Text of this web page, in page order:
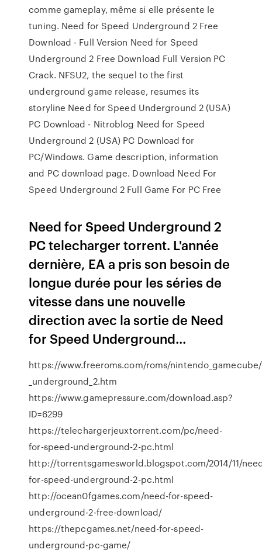
comme gameplay, même si elle présente le
tuning. Need for Speed Underground 2 Free
Download - Full Version Need for Speed
Underground 2 Free Download Full Version PC
Crack. NFSU2, the sequel to the first
underground game release, resumes its
storyline Need for Speed Underground 2 (USA)
PC Download - Nitroblog Need for Speed
Underground 2 (USA) PC Download for
PC/Windows. Game description, information
and PC download page. Download Need For
Speed Underground 2 Full Game For PC Free
Need for Speed Underground 2
PC telecharger torrent. L'année
dernière, EA a pris son besoin de
longue durée pour les séries de
vitesse dans une nouvelle
direction avec la sortie de Need
for Speed Underground...
https://www.freeroms.com/roms/nintendo_gamecube/
_underground_2.htm
https://www.gamepressure.com/download.asp?
ID=6299
https://telechargerjeuxtorrent.com/pc/need-
for-speed-underground-2-pc.html
http://torrentsgamesworld.blogspot.com/2014/11/
for-speed-underground-2-pc.html
http://ocean0fgames.com/need-for-speed-
underground-2-free-download/
https://thepcgames.net/need-for-speed-
underground-pc-game/